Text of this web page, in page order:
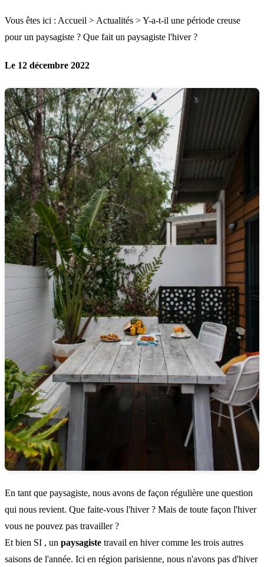
Vous êtes ici : Accueil > Actualités > Y-a-t-il une période creuse
pour un paysagiste ? Que fait un paysagiste l'hiver ?
Le 12 décembre 2022
En tant que paysagiste, nous avons de façon régulière une question
qui nous revient. Que faite-vous l'hiver ? Mais de toute façon l'hiver
vous ne pouvez pas travailler ?
Et bien SI , un paysagiste travail en hiver comme les trois autres
saisons de l'année. Ici en région parisienne, nous n'avons pas d'hiver